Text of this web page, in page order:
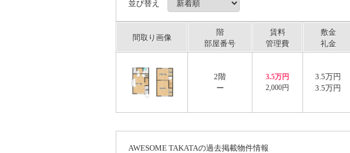
並び替え
間取り画像
階
部屋番号
賃料
管理費
敷金
礼金
2階
ー
3.5万円
2,000円
3.5万円
3.5万円
AWESOME TAKATAの過去掲載物件情報